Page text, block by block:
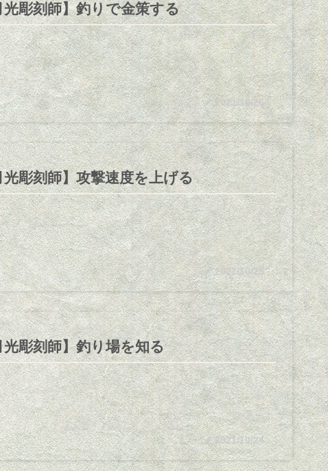
光彫刻師】釣りで金策する
2021/10/26
光彫刻師】攻撃速度を上げる
2021/10/25
光彫刻師】釣り場を知る
2021/10/24